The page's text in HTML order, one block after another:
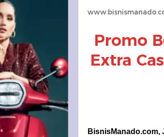
Promo
Extra
BisnisManado.com,